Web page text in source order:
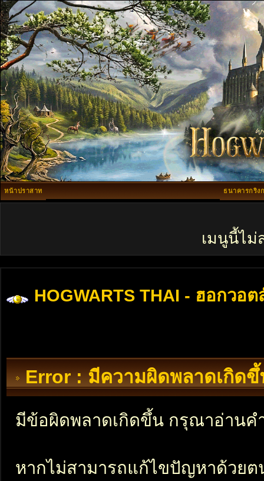
หน้าปราสาท ธนาคารกริง
เมนูนี้ไม่
HOGWARTS THAI - ฮอกวอต
Error : มีความผิดพลาดเกิดขึ้
มีข้อผิดพลาดเกิดขึ้น กรุณาอ่านค
หากไม่สามารถแก้ไขปัญหาด้วย